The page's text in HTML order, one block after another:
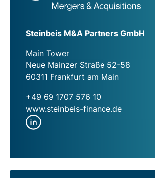
Steinbeis M&A Partners GmbH
Main Tower
Neue Mainzer Straße 52-58
60311 Frankfurt am Main
+49 69 1707 576 10
www.steinbeis-finance.de